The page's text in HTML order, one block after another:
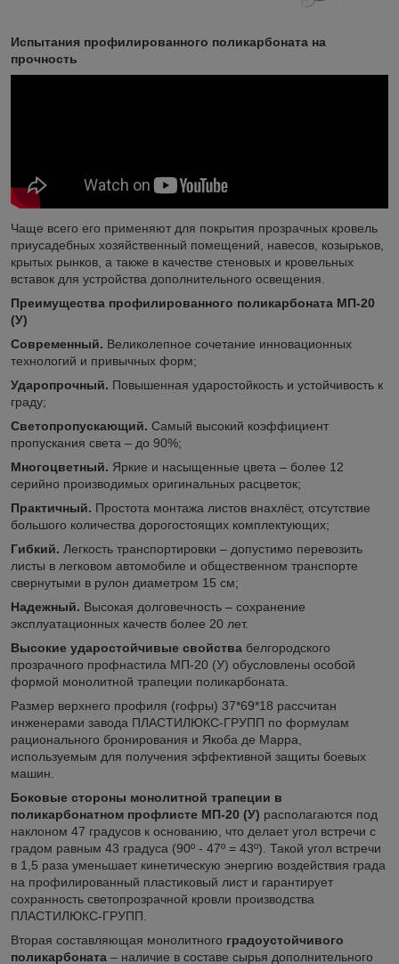
Испытания профилированного поликарбоната на
прочность
Чаще всего его применяют для покрытия прозрачных кровель
приусадебных хозяйственный помещений, навесов, козырьков,
крытых рынков, а также в качестве стеновых и кровельных
вставок для устройства дополнительного освещения.
Преимущества профилированного поликарбоната МП-20
(У)
Современный. Великолепное сочетание инновационных
технологий и привычных форм;
Ударопрочный. Повышенная ударостойкость и устойчивость к
граду;
Светопропускающий. Самый высокий коэффициент
пропускания света – до 90%;
Многоцветный. Яркие и насыщенные цвета – более 12
серийно производимых оригинальных расцветок;
Практичный. Простота монтажа листов внахлёст, отсутствие
большого количества дорогостоящих комплектующих;
Гибкий. Легкость транспортировки – допустимо перевозить
листы в легковом автомобиле и общественном транспорте
свернутыми в рулон диаметром 15 см;
Надежный. Высокая долговечность – сохранение
эксплуатационных качеств более 20 лет.
Высокие ударостойчивые свойства белгородского
прозрачного профнастила МП-20 (У) обусловлены особой
формой монолитной трапеции поликарбоната.
Размер верхнего профиля (гофры) 37*69*18 рассчитан
инженерами завода ПЛАСТИЛЮКС-ГРУПП по формулам
рационального бронирования и Якоба де Марра,
используемым для получения эффективной защиты боевых
машин.
Боковые стороны монолитной трапеции в
поликарбонатном профлисте МП-20 (У) располагаются под
наклоном 47 градусов к основанию, что делает угол встречи с
градом равным 43 градуса (90º - 47º = 43º). Такой угол встречи
в 1,5 раза уменьшает кинетическую энергию воздействия града
на профилированный пластиковый лист и гарантирует
сохранность светопрозрачной кровли производства
ПЛАСТИЛЮКС-ГРУПП.
Вторая составляющая монолитного градоустойчивого
поликарбоната – наличие в составе сырья дополнительного